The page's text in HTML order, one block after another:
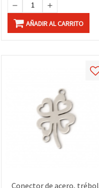
AÑADIR AL CARRITO
Conector de acero, trébol